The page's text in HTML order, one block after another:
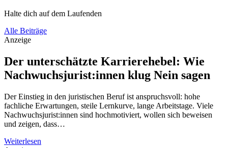
Halte dich auf dem Laufenden
Alle Beiträge
Anzeige
Der unterschätzte Karrierehebel: Wie
Nachwuchsjurist:innen klug Nein sagen
Der Einstieg in den juristischen Beruf ist anspruchsvoll: hohe
fachliche Erwartungen, steile Lernkurve, lange Arbeitstage. Viele
Nachwuchsjurist:innen sind hochmotiviert, wollen sich beweisen
und zeigen, dass…
Weiterlesen